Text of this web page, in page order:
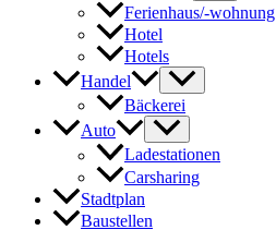
Ferienhaus/-wohnung
Hotel
Hotels
Handel
Bäckerei
Auto
Ladestationen
Carsharing
Stadtplan
Baustellen